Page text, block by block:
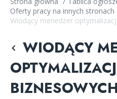
Oferty pracy na innych stronach
Wiodący menedżer
WIODĄCY